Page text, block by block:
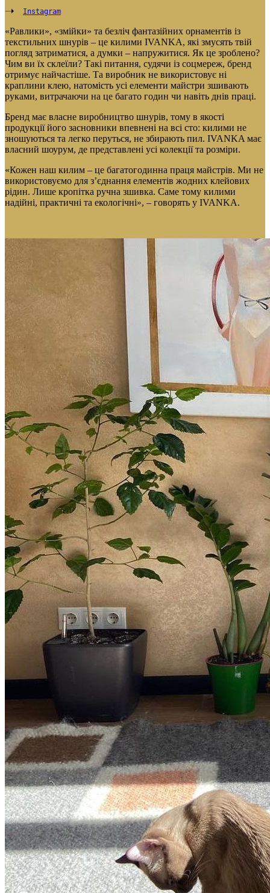
Instagram
«Равлики», «змійки» та безліч фантазійних орнаментів із
текстильних шнурів – це килими IVANKA, які змусять твій
погляд затриматися, а думки – напружитися. Як це зроблено?
Чим ви їх склеїли? Такі питання, судячи із соцмереж, бренд
отримує найчастіше. Та виробник не використовує ні
краплини клею, натомість усі елементи майстри зшивають
руками, витрачаючи на це багато годин чи навіть днів праці.
Бренд має власне виробництво шнурів, тому в якості
продукції його засновники впевнені на всі сто: килими не
зношуються та легко перуться, не збирають пил. IVANKA має
власний шоурум, де представлені усі колекції та розміри.
«Кожен наш килим – це багатогодинна праця майстрів. Ми не
використовуємо для з’єднання елементів жодних клейових
рідин. Лише кропітка ручна зшивка. Саме тому килими
надійні, практичні та екологічні», – говорять у IVANKA.